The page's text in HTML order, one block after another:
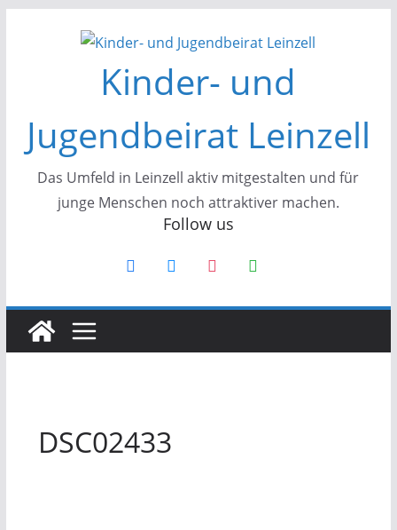
Kinder- und
Jugendbeirat Leinzell
Das Umfeld in Leinzell aktiv mitgestalten und für
junge Menschen noch attraktiver machen.
Follow us
DSC02433